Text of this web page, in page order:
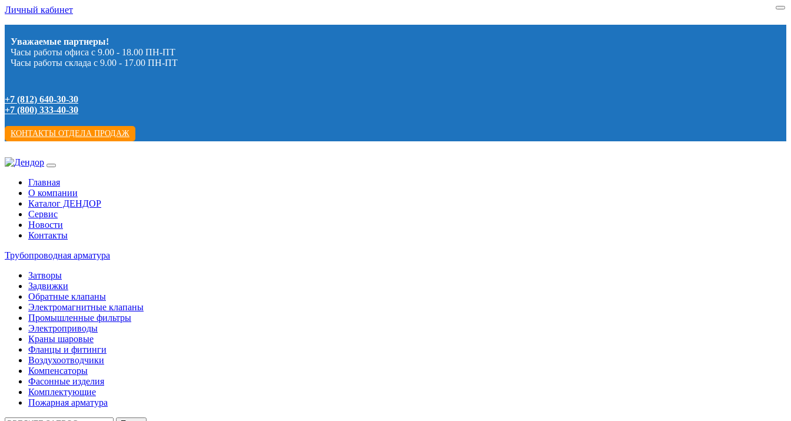
Личный кабинет
Уважаемые партнеры!
Часы работы офиса с 9.00 - 18.00 ПН-ПТ
Часы работы склада с 9.00 - 17.00 ПН-ПТ
+7 (812) 640-30-30
+7 (800) 333-40-30
КОНТАКТЫ ОТДЕЛА ПРОДАЖ
Главная
О компании
Каталог ДЕНДОР
Сервис
Новости
Контакты
Трубопроводная арматура
Затворы
Задвижки
Обратные клапаны
Электромагнитные клапаны
Промышленные фильтры
Электроприводы
Краны шаровые
Фланцы и фитинги
Воздухоотводчики
Компенсаторы
Фасонные изделия
Комплектующие
Пожарная арматура